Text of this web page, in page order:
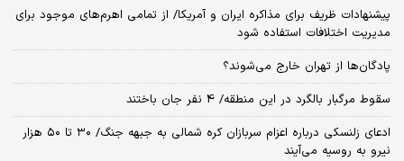
پیشنهادات ظریف برای مذاکره ایران و آمریکا/ از تمامی اهرم‌های موجود برای
مدیریت اختلافات استفاده شود
پادگان‌ها از تهران خارج می‌شوند؟
سقوط مرگبار بالگرد در این منطقه/ 4 نفر جان باختند
ادعای زلنسکی درباره اعزام سربازان کره شمالی به جبهه جنگ/ ۳۰ تا ۵۰ هزار
نیرو به روسیه می‌آیند